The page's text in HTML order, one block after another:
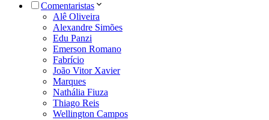
Comentaristas
Alê Oliveira
Alexandre Simões
Edu Panzi
Emerson Romano
Fabrício
João Vitor Xavier
Marques
Nathália Fiuza
Thiago Reis
Wellington Campos